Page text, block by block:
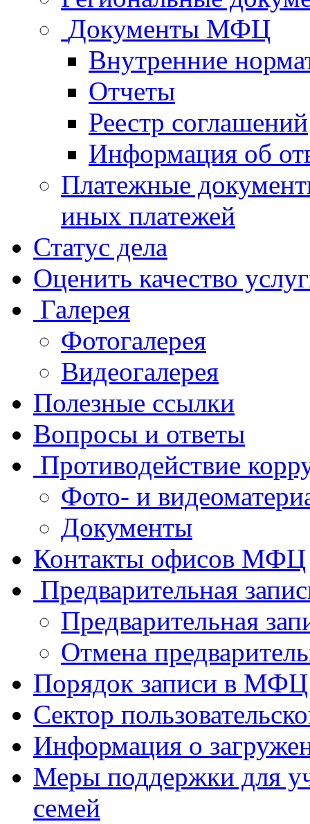
Документы МФЦ
Внутренние
Отчеты
Реестр соглашений
Информация об
Платежные
иных платежей
Статус дела
Оценить качество
Галерея
Фотогалерея
Видеогалерея
Полезные ссылки
Вопросы и ответы
Противодействие
Фото- и
Документы
Контакты офисов МФЦ
Предварительная
Предварительная
Отмена
Порядок записи в МФЦ
Сектор
Информация о
Меры поддержки для
семей